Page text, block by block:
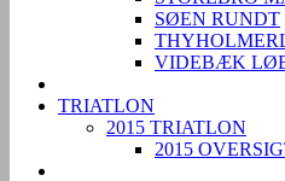
SØEN RUNDT
VIDEBÆK
TRIATLON
2015 TRIATLON
2015